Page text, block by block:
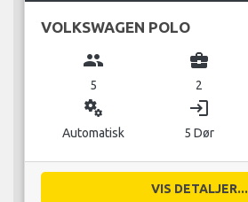
VOLKSWAGEN POLO
group
5
business_center
2
miscellaneous_services
Automatisk
login
5 Dør
VIS DETALJER...